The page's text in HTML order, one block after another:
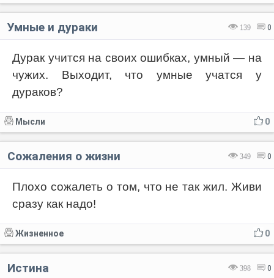
139 0
Умные и дураки
Дурак учится на своих ошибках, умный — на
чужих. Выходит, что умные учатся у
дураков?
0
Мысли
349 0
Сожаления о жизни
Плохо сожалеть о том, что не так жил. Живи
сразу как надо!
0
Жизненное
398 0
Истина